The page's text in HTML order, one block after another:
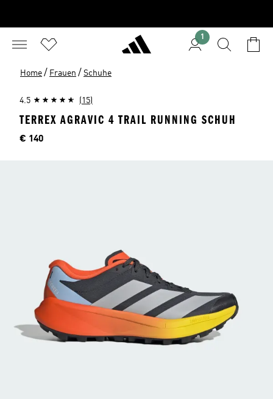
1
Home / Frauen / Schuhe
4.5 (15)
TERREX AGRAVIC 4 TRAIL RUNNING SCHUH
Preis
€ 140